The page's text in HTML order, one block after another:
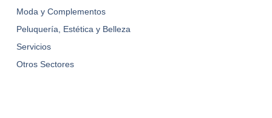
Moda y Complementos
Peluquería, Estética y Belleza
Servicios
Otros Sectores